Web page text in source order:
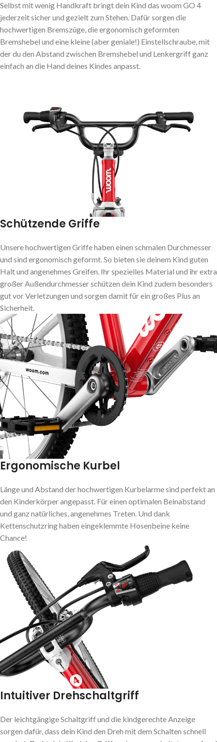
Selbst mit wenig Handkraft bringt dein Kind das woom GO 4
jederzeit sicher und gezielt zum Stehen. Dafür sorgen die
hochwertigen Bremszüge, die ergonomisch geformten
Bremshebel und eine kleine (aber geniale!) Einstellschraube, mit
der du den Abstand zwischen Bremshebel und Lenkergriff ganz
einfach an die Hand deines Kindes anpasst.
Schützende Griffe
Unsere hochwertigen Griffe haben einen schmalen Durchmesser
und sind ergonomisch geformt. So bieten sie deinem Kind guten
Halt und angenehmes Greifen. Ihr spezielles Material und ihr extra
großer Außendurchmesser schützen dein Kind zudem besonders
gut vor Verletzungen und sorgen damit für ein großes Plus an
Sicherheit.
Ergonomische Kurbel
Länge und Abstand der hochwertigen Kurbelarme sind perfekt an
den Kinderkörper angepasst. Für einen optimalen Beinabstand
und ganz natürliches, angenehmes Treten. Und dank
Kettenschutzring haben eingeklemmte Hosenbeine keine
Chance!
Intuitiver Drehschaltgriff
Der leichtgängige Schaltgriff und die kindgerechte Anzeige
sorgen dafür, dass dein Kind den Dreh mit dem Schalten schnell